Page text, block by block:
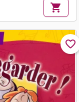
shopping_cart
favorite_border